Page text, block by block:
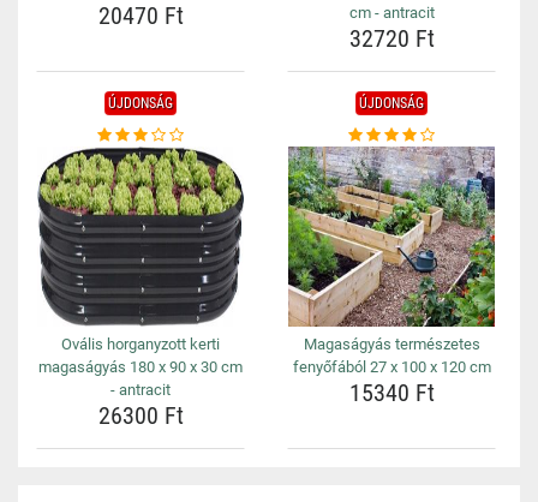
20470 Ft
cm - antracit
32720 Ft
ÚJDONSÁG
Ovális horganyzott kerti
magaságyás 180 x 90 x 30 cm
- antracit
26300 Ft
ÚJDONSÁG
Magaságyás természetes
fenyőfából 27 x 100 x 120 cm
15340 Ft